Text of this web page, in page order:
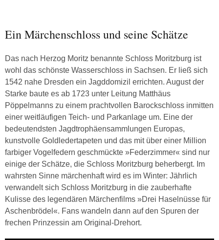
Ein Märchenschloss und seine Schätze
Das nach Herzog Moritz benannte Schloss Moritzburg ist
wohl das schönste Wasserschloss in Sachsen. Er ließ sich
1542 nahe Dresden ein Jagddomizil errichten. August der
Starke baute es ab 1723 unter Leitung Matthäus
Pöppelmanns zu einem prachtvollen Barockschloss inmitten
einer weitläufigen Teich- und Parkanlage um. Eine der
bedeutendsten Jagdtrophäensammlungen Europas,
kunstvolle Goldledertapeten und das mit über einer Million
farbiger Vogelfedern geschmückte »Federzimmer« sind nur
einige der Schätze, die Schloss Moritzburg beherbergt. Im
wahrsten Sinne märchenhaft wird es im Winter: Jährlich
verwandelt sich Schloss Moritzburg in die zauberhafte
Kulisse des legendären Märchenfilms »Drei Haselnüsse für
Aschenbrödel«. Fans wandeln dann auf den Spuren der
frechen Prinzessin am Original-Drehort.